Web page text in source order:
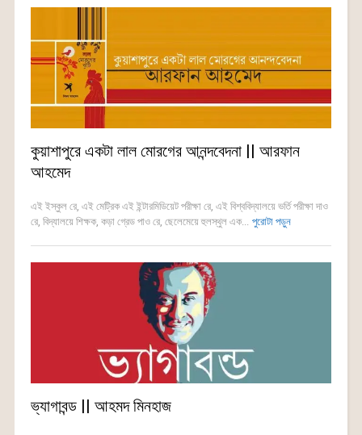
কুয়াশাপুরে একটা লাল মোরগের আনন্দবেদনা || আরফান
আহমেদ
এই ইস্কুল রে, এই মেট্রিক এই ইন্টারমিডিয়েট পরীক্ষা রে, এই বিশ্ববিদ্যালয়ে ভর্তি পরীক্ষা দাও
রে, বিদ্যালয়ে শিক্ষক, কড়া গ্রেড পাও রে, ছেলেমেয়ে হুলস্থুল এক... পুরোটা পড়ুন
ভ্যাগাবন্ড || আহমদ মিনহাজ